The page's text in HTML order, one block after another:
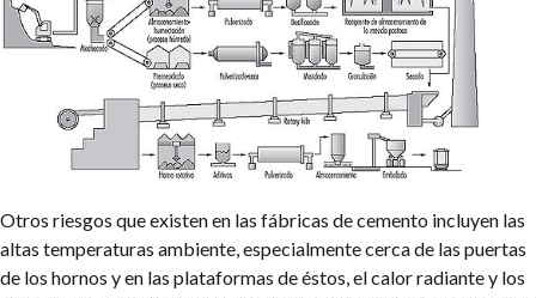
Otros riesgos que existen en las fábricas de cemento incluyen las
altas temperaturas ambiente, especialmente cerca de las puertas
de los hornos y en las plataformas de éstos, el calor radiante y los